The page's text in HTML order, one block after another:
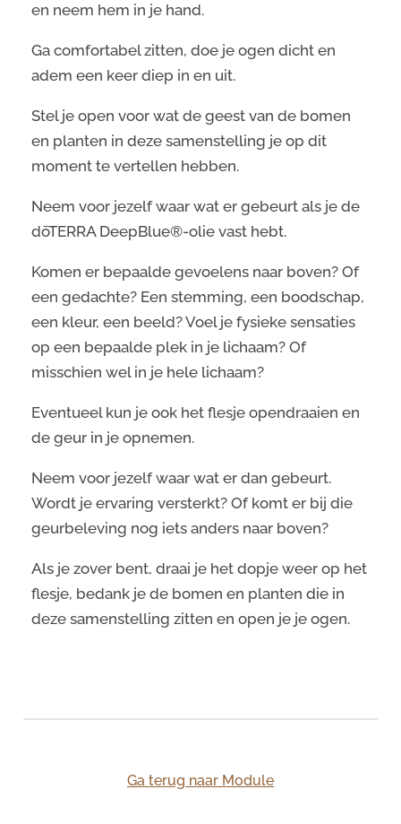
en neem hem in je hand.
Ga comfortabel zitten, doe je ogen dicht en
adem een keer diep in en uit.
Stel je open voor wat de geest van de bomen
en planten in deze samenstelling je op dit
moment te vertellen hebben.
Neem voor jezelf waar wat er gebeurt als je de
dōTERRA DeepBlue®-olie vast hebt.
Komen er bepaalde gevoelens naar boven? Of
een gedachte? Een stemming, een boodschap,
een kleur, een beeld? Voel je fysieke sensaties
op een bepaalde plek in je lichaam? Of
misschien wel in je hele lichaam?
Eventueel kun je ook het flesje opendraaien en
de geur in je opnemen.
Neem voor jezelf waar wat er dan gebeurt.
Wordt je ervaring versterkt? Of komt er bij die
geurbeleving nog iets anders naar boven?
Als je zover bent, draai je het dopje weer op het
flesje, bedank je de bomen en planten die in
deze samenstelling zitten en open je je ogen.
Ga terug naar Module